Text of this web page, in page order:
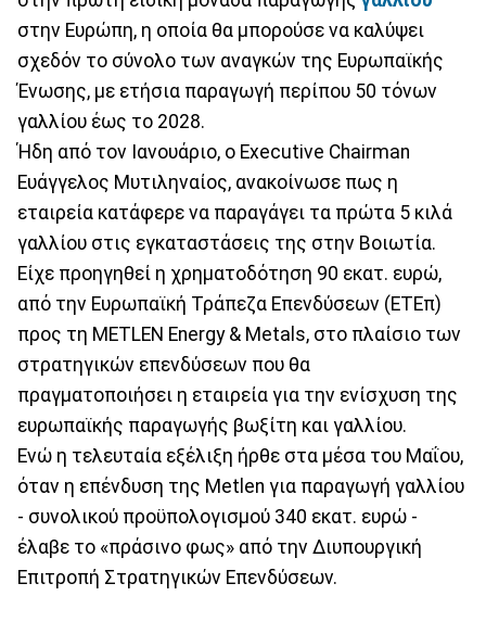
στην Ευρώπη, η οποία θα μπορούσε να καλύψει
σχεδόν το σύνολο των αναγκών της Ευρωπαϊκής
Ένωσης, με ετήσια παραγωγή περίπου 50 τόνων
γαλλίου έως το 2028.
Ήδη από τον Ιανουάριο, o Executive Chairman
Ευάγγελος Μυτιληναίος, ανακοίνωσε πως η
εταιρεία κατάφερε να παραγάγει τα πρώτα 5 κιλά
γαλλίου στις εγκαταστάσεις της στην Βοιωτία.
Είχε προηγηθεί η χρηματοδότηση 90 εκατ. ευρώ,
από την Ευρωπαϊκή Τράπεζα Επενδύσεων (ΕΤΕπ)
προς τη METLEN Energy & Metals, στο πλαίσιο των
στρατηγικών επενδύσεων που θα
πραγματοποιήσει η εταιρεία για την ενίσχυση της
ευρωπαϊκής παραγωγής βωξίτη και γαλλίου.
Ενώ η τελευταία εξέλιξη ήρθε στα μέσα του Μαΐου,
όταν η επένδυση της Metlen για παραγωγή γαλλίου
- συνολικού προϋπολογισμού 340 εκατ. ευρώ -
έλαβε το «πράσινο φως» από την Διυπουργική
Επιτροπή Στρατηγικών Επενδύσεων.